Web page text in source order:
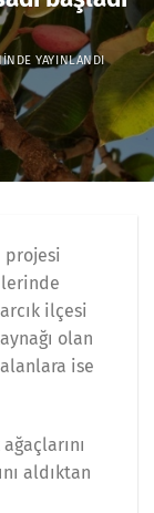
YAYINLANDI
projesi
ilçesi
olan
ise
aldıktan